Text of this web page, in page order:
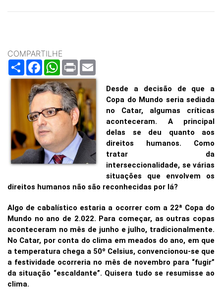
COMPARTILHE
ShareFacebookWhatsApp
Print
Desde a decisão de que a
Copa do Mundo seria sediada
no Catar, algumas críticas
aconteceram. A principal
delas se deu quanto aos
direitos humanos. Como
tratar da
interseccionalidade, se várias
situações que envolvem os
direitos humanos não são reconhecidas por lá?
Algo de cabalístico estaria a ocorrer com a 22ª Copa do
Mundo no ano de 2.022. Para começar, as outras copas
aconteceram no mês de junho e julho, tradicionalmente.
No Catar, por conta do clima em meados do ano, em que
a temperatura chega a 50º Celsius, convencionou-se que
a festividade ocorreria no mês de novembro para “fugir”
da situação “escaldante”. Quisera tudo se resumisse ao
clima.